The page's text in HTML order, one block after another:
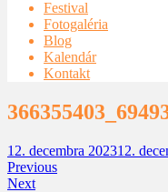
Festival
Fotogaléria
Blog
Kalendár
Kontakt
12. decembra 202312.
Previous
Next